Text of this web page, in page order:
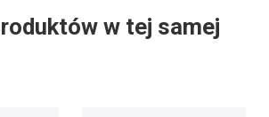
w tej samej